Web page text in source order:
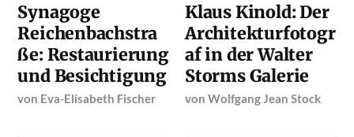
Synagoge
Reichenbachstra
ße: Restaurierung
und Besichtigung
von Eva-Elisabeth Fischer
Klaus Kinold: Der
Architekturfotogr
af in der Walter
Storms Galerie
vonWolfgang Jean Stock